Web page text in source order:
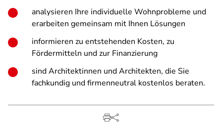
analysieren Ihre individuelle Wohnprobleme und
erarbeiten gemeinsam mit Ihnen Lösungen
informieren zu entstehenden Kosten, zu
Fördermitteln und zur Finanzierung
sind Architektinnen und Architekten, die Sie
fachkundig und firmenneutral kostenlos beraten.